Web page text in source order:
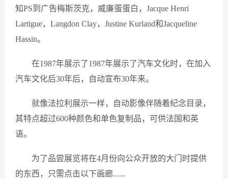
知PS到广告梅斯茨克，威廉蛋蛋白，Jacque Henri
Lartigue，Langdon Clay，Justine Kurland和Jacqueline
Hassin。
在1987年展示了1987年展示了汽车文化时，在加入
汽车文化后30年后，自动宣布30年来。
就像法拉利展示一样，自动影像伴随着纪念目录，
其特点超过600种颜色和单色复制品，可供法国和英
语。
为了品尝展览将在4月份向公众开放的大门时提供
的东西，只需点击以下画廊......